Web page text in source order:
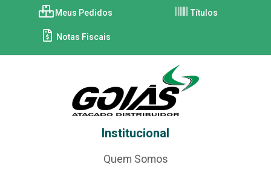
Meus Pedidos Títulos
Notas Fiscais
Institucional
Quem Somos